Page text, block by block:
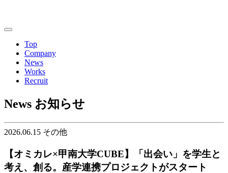
Top
Company
News
Works
Recruit
News お知らせ
2026.06.15 その他
【オミカレ×甲南大学CUBE】「出会い」を学生と
考え、創る。産学連携プロジェクトがスタート